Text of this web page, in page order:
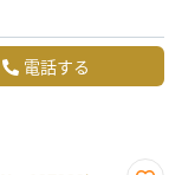
電話する